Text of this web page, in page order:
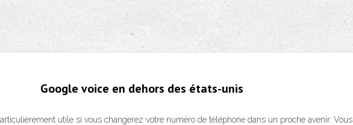
Google voice en dehors des états-unis
utile si vous changerez votre numéro de téléphone dans un proche avenir. Vous